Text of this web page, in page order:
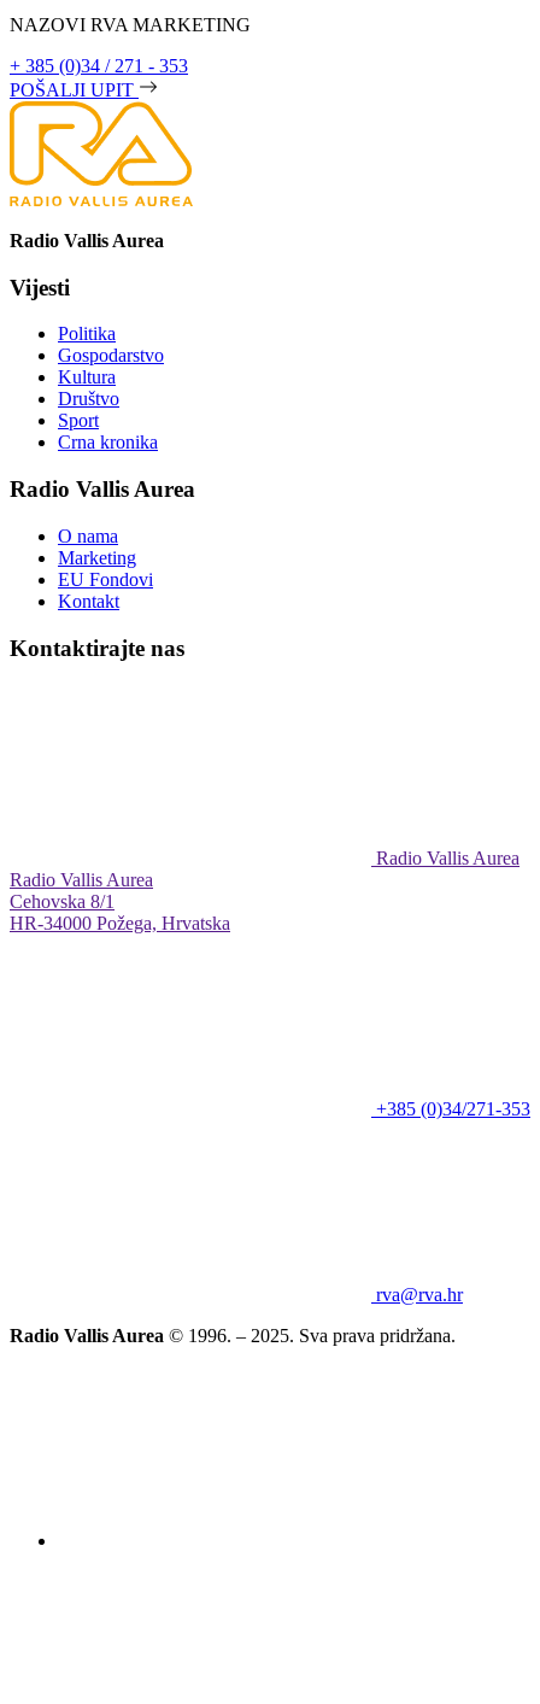
NAZOVI RVA MARKETING
+ 385 (0)34 / 271 - 353
POŠALJI UPIT
Radio Vallis Aurea
Vijesti
Politika
Gospodarstvo
Kultura
Društvo
Sport
Crna kronika
Radio Vallis Aurea
O nama
Marketing
EU Fondovi
Kontakt
Kontaktirajte nas
Radio Vallis Aurea
Radio Vallis Aurea
Cehovska 8/1
HR-34000 Požega, Hrvatska
+385 (0)34/271-353
rva@rva.hr
Radio Vallis Aurea © 1996. – 2025. Sva prava pridržana.